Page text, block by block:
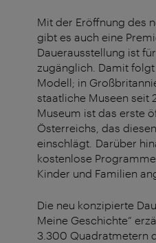
Mit der Eröffnung des
gibt es auch eine
Dauerausstellung ist
zugänglich. Damit
Modell; in
staatliche Museen seit
Museum ist das erste
Österreichs, das
einschlägt. Darüber
kostenlose
Kinder und Familien
Die neu konzipierte
Meine Geschichte“
3.300 Quadratmetern